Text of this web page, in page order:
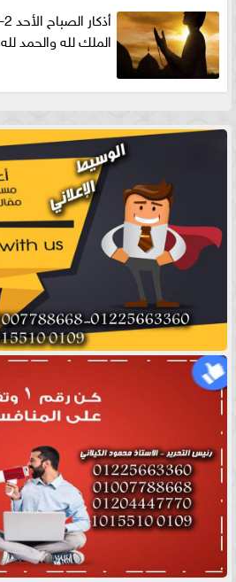
الملك لله والحمد لله